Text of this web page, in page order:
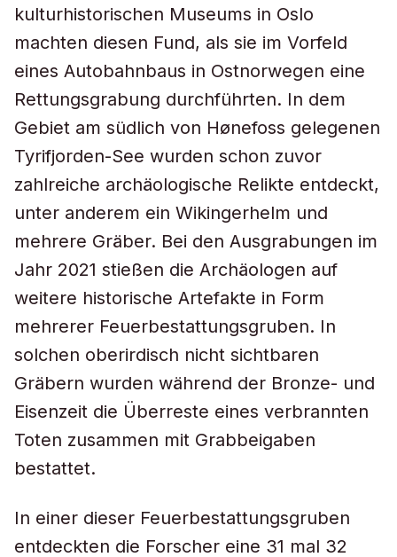
kulturhistorischen Museums in Oslo
machten diesen Fund, als sie im Vorfeld
eines Autobahnbaus in Ostnorwegen eine
Rettungsgrabung durchführten. In dem
Gebiet am südlich von Hønefoss gelegenen
Tyrifjorden-See wurden schon zuvor
zahlreiche archäologische Relikte entdeckt,
unter anderem ein Wikingerhelm und
mehrere Gräber. Bei den Ausgrabungen im
Jahr 2021 stießen die Archäologen auf
weitere historische Artefakte in Form
mehrerer Feuerbestattungsgruben. In
solchen oberirdisch nicht sichtbaren
Gräbern wurden während der Bronze- und
Eisenzeit die Überreste eines verbrannten
Toten zusammen mit Grabbeigaben
bestattet.
In einer dieser Feuerbestattungsgruben
entdeckten die Forscher eine 31 mal 32